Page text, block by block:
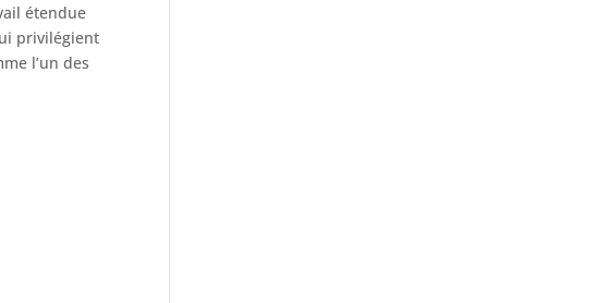
étendue
privilégient
l’un des